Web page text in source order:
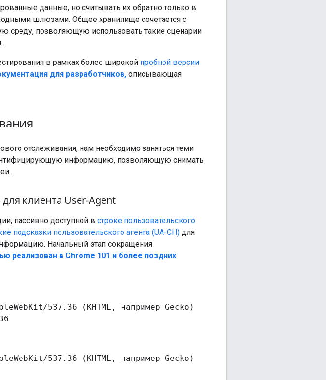
данные, но считывать их обратно только в
шлюзами. Общее хранилище сочетается с
среду, позволяющую использовать такие сценарии
в рамках более широкой пробной версии
для разработчиков, описывающая
отслеживания, нам необходимо заняться теми
информацию, позволяющую снимать
клиента User-Agent
пассивно доступной в строке пользовательского
подсказки пользовательского агента (UA-CH) для
Начальный этап сокращения
реализован в Chrome 101 и более поздних
537.36 (KHTML, например Gecko)
537.36 (KHTML, например Gecko)